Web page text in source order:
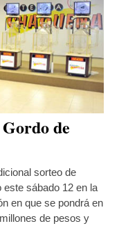
de
sorteo de
sábado 12 en la
en que se pondrá en
de pesos y